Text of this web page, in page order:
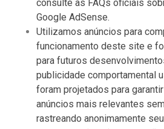
consulte as FAQs oficiais
Google AdSense.
Utilizamos anúncios para
funcionamento deste site e
para futuros
publicidade comportamental
foram projetados para
anúncios mais relevantes
rastreando anonimamente